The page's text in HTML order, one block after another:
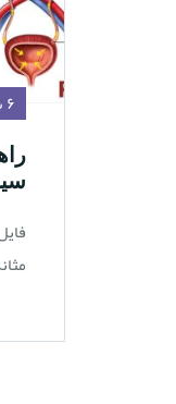
۶ شهریور ۱۴۰۱